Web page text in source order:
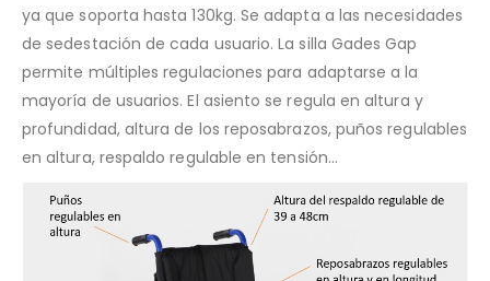
ya que soporta hasta 130kg. Se adapta a las necesidades
de sedestación de cada usuario. La silla Gades Gap
permite múltiples regulaciones para adaptarse a la
mayoría de usuarios. El asiento se regula en altura y
profundidad, altura de los reposabrazos, puños regulables
en altura, respaldo regulable en tensión…